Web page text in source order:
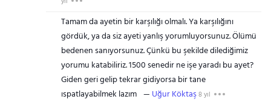
Tamam da ayetin bir karşılığı olmalı. Ya karşılığını
gördük, ya da siz ayeti yanlış yorumluyorsunuz. Ölümü
bedenen sanıyorsunuz. Çünkü bu şekilde dilediğimiz
yorumu katabiliriz. 1500 senedir ne işe yaradı bu ayet?
Giden geri gelip tekrar gidiyorsa bir tane
ıspatlayabilmek lazım
Uğur Köktaş8 yıl